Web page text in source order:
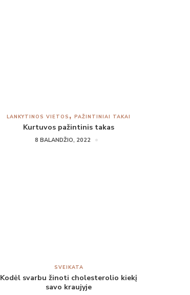
LANKYTINOS VIETOS PAŽINTINIAI TAKAI
Kurtuvos pažintinis takas
8 BALANDŽIO, 2022
SVEIKATA
Kodėl svarbu žinoti cholesterolio kiekį
savo kraujyje